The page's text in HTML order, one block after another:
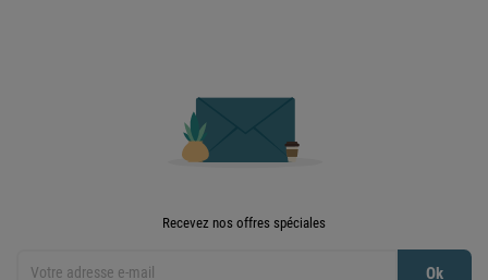
Recevez nos offres spéciales